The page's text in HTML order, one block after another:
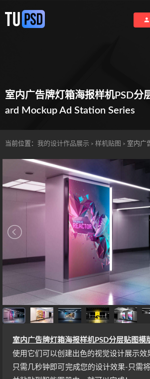
室内广告牌灯箱海报样机PSD分
ard Mockup Ad Station Series
当前位置： 我的设计作品展示 > 样机贴图 > 室内广告牌灯箱海
室内广告牌灯箱海报样机PSD分层贴图模
使用它们可以创建出色的视觉设计展示效
只需几秒钟即可完成您的设计效果-只需